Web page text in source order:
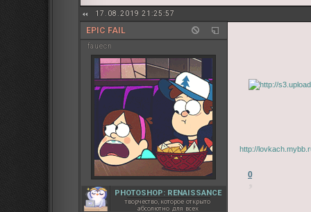
17.08.2019 21:25:57
EPIC FAIL
fauecn
PHOTOSHOP: RENAISSANCE
творчество, которое открыто
абсолютно для всех
http://
0